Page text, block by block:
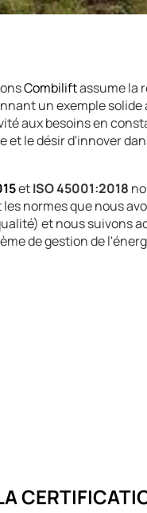
Combiliftassume la
un exemple
aux besoins en
et le désir d'innover
etISO 45001:2018
normes que nous
et nous suivons
de gestion de